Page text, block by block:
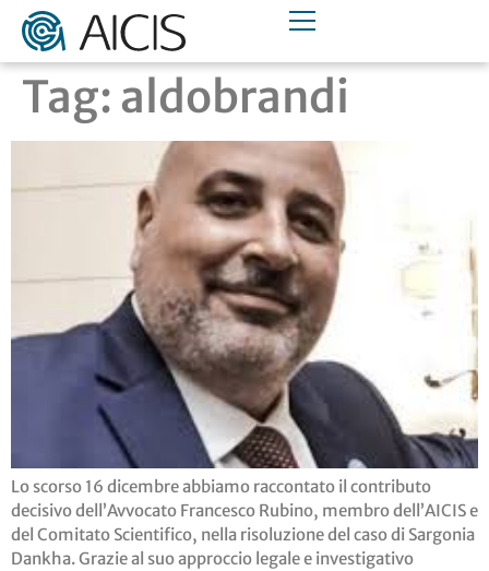
Tag: aldobrandi
Lo scorso 16 dicembre abbiamo raccontato il contributo
decisivo dell’Avvocato Francesco Rubino, membro dell’AICIS e
del Comitato Scientifico, nella risoluzione del caso di Sargonia
Dankha. Grazie al suo approccio legale e investigativo